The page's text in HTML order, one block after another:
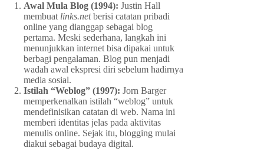
Awal Mula Blog (1994): Justin Hall
membuat links.netberisi catatan pribadi
online yang dianggap sebagai blog
pertama. Meski sederhana, langkah ini
menunjukkan internet bisa dipakai untuk
berbagi pengalaman. Blog pun menjadi
wadah awal ekspresi diri sebelum hadirnya
media sosial.
Istilah “Weblog” (1997): Jorn Barger
memperkenalkan istilah “weblog” untuk
mendefinisikan catatan di web. Nama ini
memberi identitas jelas pada aktivitas
menulis online. Sejak itu, blogging mulai
diakui sebagai budaya digital.